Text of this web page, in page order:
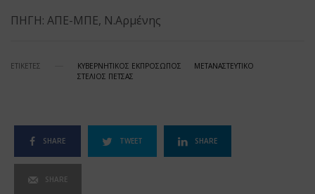
ΠΗΓΗ: ΑΠΕ-ΜΠΕ, Ν.Αρμένης
ΕΤΙΚΕΤΕΣ ΚΥΒΕΡΝΗΤΙΚΟΣ ΕΚΠΡΟΣΩΠΟΣ
ΜΕΤΑΝΑΣΤΕΥΤΙΚΟ
ΣΤΕΛΙΟΣ ΠΕΤΣΑΣ
SHARE TWEET SHARE
SHARE